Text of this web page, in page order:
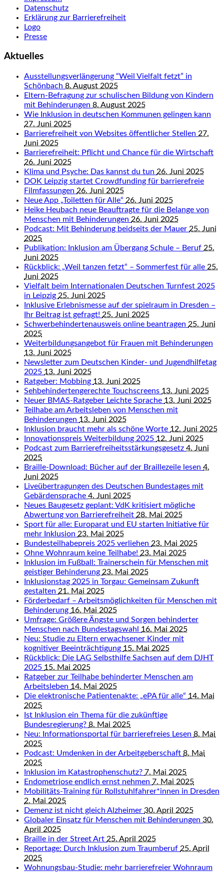
Datenschutz
Erklärung zur Barrierefreiheit
Logo
Presse
Aktuelles
Ausstellungsverlängerung “Weil Vielfalt fetzt” in
Schönbach 8. August 2025
Eltern-Befragung zur schulischen Bildung von Kindern
mit Behinderungen 8. August 2025
Wie Inklusion in deutschen Kommunen gelingen kann
27. Juni 2025
Barrierefreiheit von Websites öffentlicher Stellen 27.
Juni 2025
Barrierefreiheit: Pflicht und Chance für die Wirtschaft
26. Juni 2025
Klima und Psyche: Das kannst du tun 26. Juni 2025
DOK Leipzig startet Crowdfunding für barrierefreie
Filmfassungen 26. Juni 2025
Neue App „Toiletten für Alle“ 26. Juni 2025
Heike Heubach neue Beauftragte für die Belange von
Menschen mit Behinderungen 26. Juni 2025
Podcast: Mit Behinderung beidseits der Mauer 25. Juni
2025
Publikation: Inklusion am Übergang Schule – Beruf 25.
Juni 2025
Rückblick: „Weil tanzen fetzt“ – Sommerfest für alle 25.
Juni 2025
Vielfalt beim Internationalen Deutschen Turnfest 2025
in Leipzig 25. Juni 2025
Inklusive Erlebnismesse auf der spielraum in Dresden –
Ihr Beitrag ist gefragt! 25. Juni 2025
Schwerbehindertenausweis online beantragen 25. Juni
2025
Weiterbildungsangebot für Frauen mit Behinderungen
13. Juni 2025
Newsletter zum Deutschen Kinder- und Jugendhilfetag
2025 13. Juni 2025
Ratgeber: Mobbing 13. Juni 2025
Sehbehindertengerechte Touchscreens 13. Juni 2025
Neuer BMAS-Ratgeber Leichte Sprache 13. Juni 2025
Teilhabe am Arbeitsleben von Menschen mit
Behinderungen 13. Juni 2025
Inklusion braucht mehr als schöne Worte 12. Juni 2025
Innovationspreis Weiterbildung 2025 12. Juni 2025
Podcast zum Barrierefreiheitsstärkungsgesetz 4. Juni
2025
Braille-Download: Bücher auf der Braillezeile lesen 4.
Juni 2025
Liveübertragungen des Deutschen Bundestages mit
Gebärdensprache 4. Juni 2025
Neues Baugesetz geplant: VdK kritisiert mögliche
Abwertung von Barrierefreiheit 28. Mai 2025
Sport für alle: Europarat und EU starten Initiative für
mehr Inklusion 23. Mai 2025
Bundesteilhabepreis 2025 verliehen 23. Mai 2025
Ohne Wohnraum keine Teilhabe! 23. Mai 2025
Inklusion im Fußball: Trainerschein für Menschen mit
geistiger Behinderung 23. Mai 2025
Inklusionstag 2025 in Torgau: Gemeinsam Zukunft
gestalten 21. Mai 2025
Förderbedarf – Arbeitsmöglichkeiten für Menschen mit
Behinderung 16. Mai 2025
Umfrage: Größere Ängste und Sorgen behinderter
Menschen nach Bundestagswahl 16. Mai 2025
Neu: Studie zu Eltern erwachsener Kinder mit
kognitiver Beeinträchtigung 15. Mai 2025
Rückblick: Die LAG Selbsthilfe Sachsen auf dem DJHT
2025 15. Mai 2025
Ratgeber zur Teilhabe behinderter Menschen am
Arbeitsleben 14. Mai 2025
Die elektronische Patientenakte: „ePA für alle“ 14. Mai
2025
Ist Inklusion ein Thema für die zukünftige
Bundesregierung? 8. Mai 2025
Neu: Informationsportal für barrierefreies Lesen 8. Mai
2025
Podcast: Umdenken in der Arbeitgeberschaft 8. Mai
2025
Inklusion im Katastrophenschutz? 7. Mai 2025
Endometriose endlich ernst nehmen 7. Mai 2025
Mobilitäts-Training für Rollstuhlfahrer*innen in Dresden
2. Mai 2025
Demenz ist nicht gleich Alzheimer 30. April 2025
Globaler Einsatz für Menschen mit Behinderungen 30.
April 2025
Braille in der Street Art 25. April 2025
Reportage: Durch Inklusion zum Traumberuf 25. April
2025
Wohnungsbau-Studie: mehr barrierefreier Wohnraum